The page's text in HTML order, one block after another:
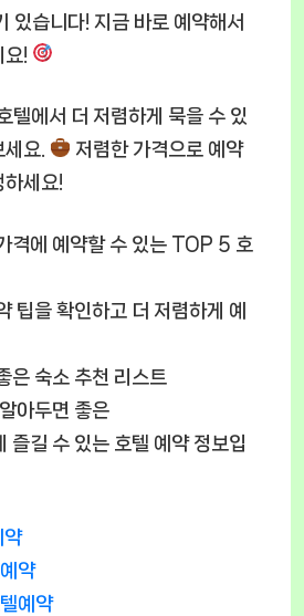
있습니다! 지금 바로 예약해서
요!
텔에서 더 저렴하게 묵을 수 있
요.
저렴한 가격으로 예약
하세요!
격에 예약할 수 있는 TOP 5 호
팁을 확인하고 더 저렴하게 예
은 숙소 추천 리스트
아두면 좋은
즐길 수 있는 호텔 예약 정보입
약
약
예약